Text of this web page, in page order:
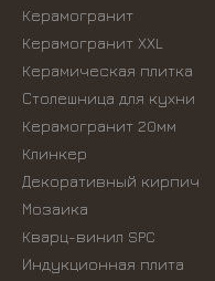
Керамогранит
Керамогранит XXL
Керамическая плитка
Столешница для кухни
Керамогранит 20мм
Клинкер
Декоративный кирпич
Мозаика
Кварц-винил SPC
Индукционная плита